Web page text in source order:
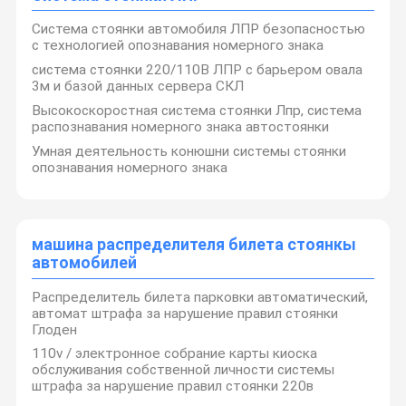
Система управления доступом распознавания лиц
Система стоянки ЛПР
Система парковки Руководство
Половинный турникет высоты
Поручать EV
Система стоянки автомобиля ЛПР безопасностью
с технологией опознавания номерного знака
система стоянки 220/110В ЛПР с барьером овала
3м и базой данных сервера СКЛ
Высокоскоростная система стоянки Лпр, система
распознавания номерного знака автостоянки
Умная деятельность конюшни системы стоянки
опознавания номерного знака
машина распределителя билета стоянкы
автомобилей
Распределитель билета парковки автоматический,
автомат штрафа за нарушение правил стоянки
Глоден
110v / электронное собрание карты киоска
обслуживания собственной личности системы
штрафа за нарушение правил стоянки 220в